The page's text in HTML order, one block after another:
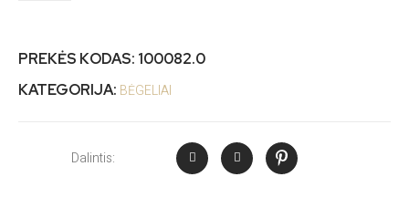
PREKĖS KODAS: 100082.0
KATEGORIJA: BĖGELIAI
Dalintis: